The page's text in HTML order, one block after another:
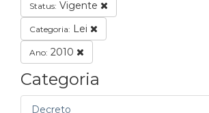
Status: Vigente
Categoria: Lei
Ano: 2010
Categoria
Decreto